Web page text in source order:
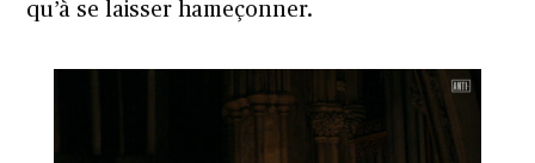
qu’à se laisser hameçonner.